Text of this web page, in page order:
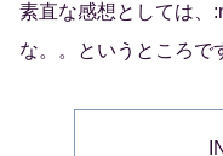
素直な感想としては、
な。。というところで